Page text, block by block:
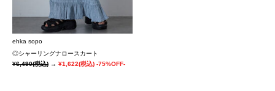
ehka sopo
◎シャーリングナロースカート
¥6,490(税込) → ¥1,622(税込) -75%OFF-